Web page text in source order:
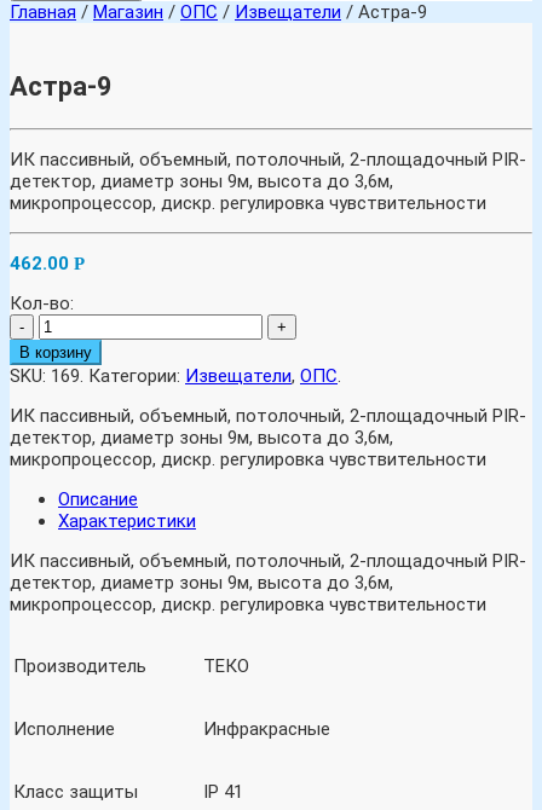
Главная / Магазин / ОПС / Извещатели / Астра-9
Астра-9
ИК пассивный, объемный, потолочный, 2-площадочный PIR-
детектор, диаметр зоны 9м, высота до 3,6м,
микропроцессор, дискр. регулировка чувствительности
462.00 Р
Кол-во:
-
+
В корзину
SKU: 169. Категории: Извещатели, ОПС.
ИК пассивный, объемный, потолочный, 2-площадочный PIR-
детектор, диаметр зоны 9м, высота до 3,6м,
микропроцессор, дискр. регулировка чувствительности
Описание
Характеристики
ИК пассивный, объемный, потолочный, 2-площадочный PIR-
детектор, диаметр зоны 9м, высота до 3,6м,
микропроцессор, дискр. регулировка чувствительности
Производитель ТЕКО
Исполнение Инфракрасные
Класс защиты IP 41